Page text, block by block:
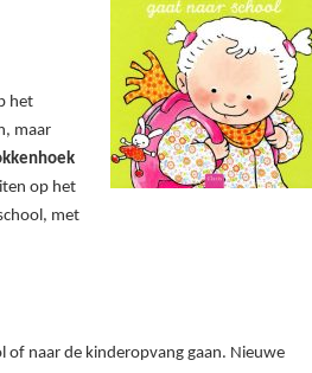
het
maar
op het
met
of naar de kinderopvang gaan. Nieuwe